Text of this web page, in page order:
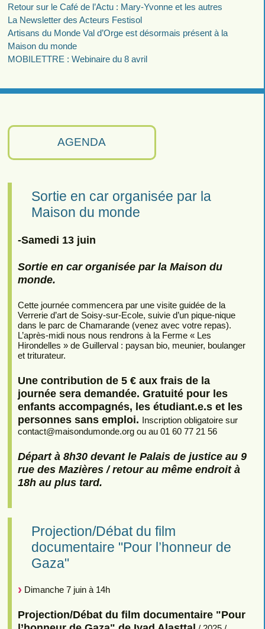
AGENDA
Sortie en car organisée par la
Maison du monde
-Samedi 13 juin
Sortie en car organisée par la Maison du
monde.
Cette journée commencera par une visite guidée de la
Verrerie d’art de Soisy-sur-Ecole, suivie d’un pique-nique
dans le parc de Chamarande (venez avec votre repas).
L’après-midi nous nous rendrons à la Ferme « Les
Hirondelles » de Guillerval : paysan bio, meunier, boulanger
et triturateur.
Une contribution de 5 € aux frais de la
journée sera demandée. Gratuité pour les
enfants accompagnés, les étudiant.e.s et les
personnes sans emploi. Inscription obligatoire sur
contact@maisondumonde.org ou au 01 60 77 21 56
Départ à 8h30 devant le Palais de justice au 9
rue des Mazières / retour au même endroit à
18h au plus tard.
Projection/Débat du film
documentaire "Pour l’honneur de
Gaza"
Dimanche 7 juin à 14h
Projection/Débat du film documentaire "Pour
Retour sur le Café de l’Actu : Mary-Yvonne et les autres
La Newsletter des Acteurs Festisol
Artisans du Monde Val d’Orge est désormais présent à la
Maison du monde
MOBILETTRE : Webinaire du 8 avril